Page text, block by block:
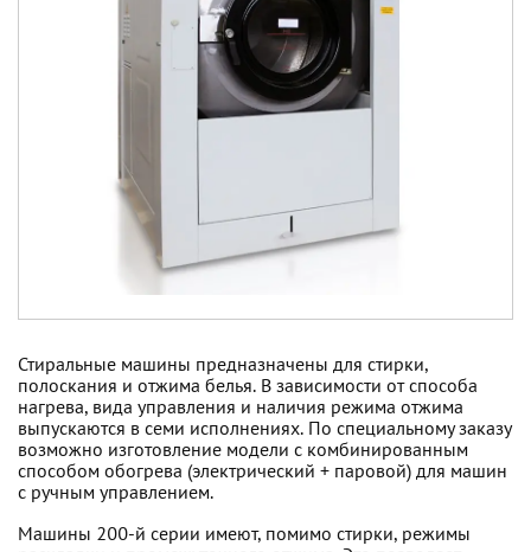
Стиральные машины предназначены для стирки,
полоскания и отжима белья. В зависимости от способа
нагрева, вида управления и наличия режима отжима
выпускаются в семи исполнениях. По специальному заказу
возможно изготовление модели с комбинированным
способом обогрева (электрический + паровой) для машин
с ручным управлением.
Машины 200-й серии имеют, помимо стирки, режимы